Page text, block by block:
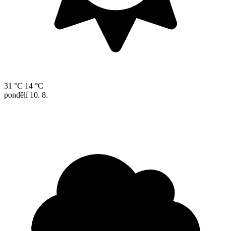
31 °C 14 °C
pondělí 10. 8.